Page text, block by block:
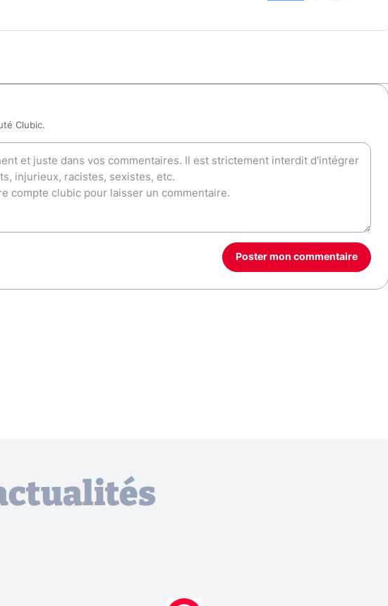
Clubic.
Poster mon commentaire